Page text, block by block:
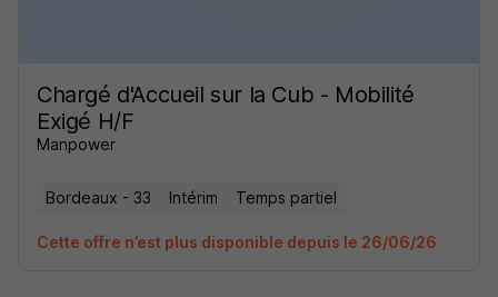
Chargé d'Accueil sur la Cub - Mobilité
Exigé H/F
Manpower
Bordeaux - 33 Intérim Temps partiel
Cette offre n’est plus disponible depuis le 26/06/26